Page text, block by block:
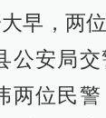
早，两
公安局
两位民